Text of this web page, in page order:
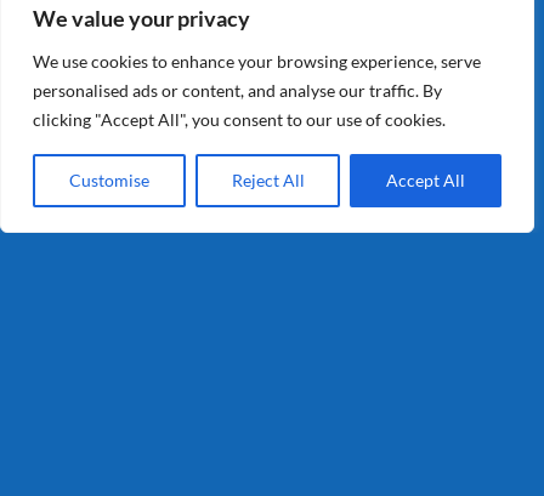
We value your privacy
We use cookies to enhance your browsing experience, serve
personalised ads or content, and analyse our traffic. By
clicking "Accept All", you consent to our use of cookies.
Customise Reject All Accept All
Pootgoed
Export
Foodservice
Industrie
Retail